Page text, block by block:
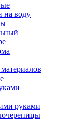
на воду
руками